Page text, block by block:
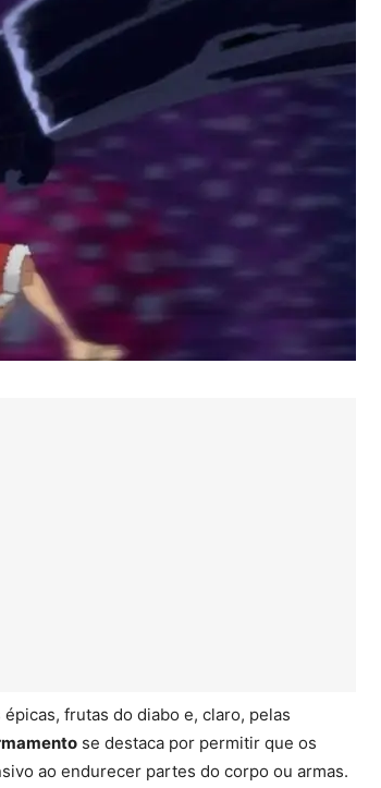
frutas do diabo e, claro, pelas
se destaca por permitir que os
ao endurecer partes do corpo ou armas.